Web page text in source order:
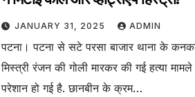
JANUARY 31, 2025 ADMIN
पटना। पटना से सटे परसा बाजार थाना के
मिस्त्री रंजन की गोली मारकर की गई हत्या
परेशान हो गई है. छानबीन के क्रम…